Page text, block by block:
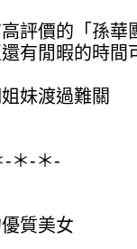
評價的「孫華
有閒暇的時間
妹渡過難關
-＊-＊-
質美女